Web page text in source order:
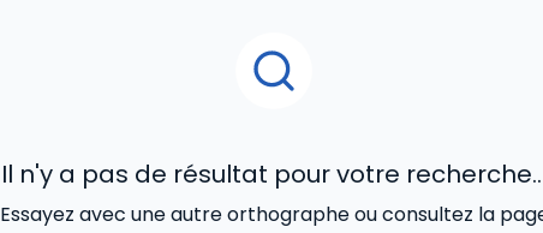
Il n'y a pas de résultat pour votre
Essayez avec une autre orthographe ou consultez la